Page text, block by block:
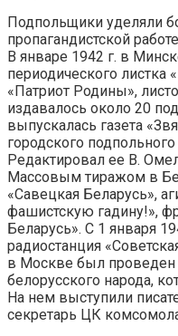
Подпольщики уделяли
пропагандистской
В январе 1942 г. в
периодического листка
«Патриот Родины»,
издавалось около 20
выпускалась газета
городского
Редактировал ее В.
Массовым тиражом в
«Савецкая Беларусь»,
фашистскую гадину!»,
Беларусь». С 1 января
радиостанция
в Москве был проведен
белорусского народа,
На нем выступили
секретарь ЦК